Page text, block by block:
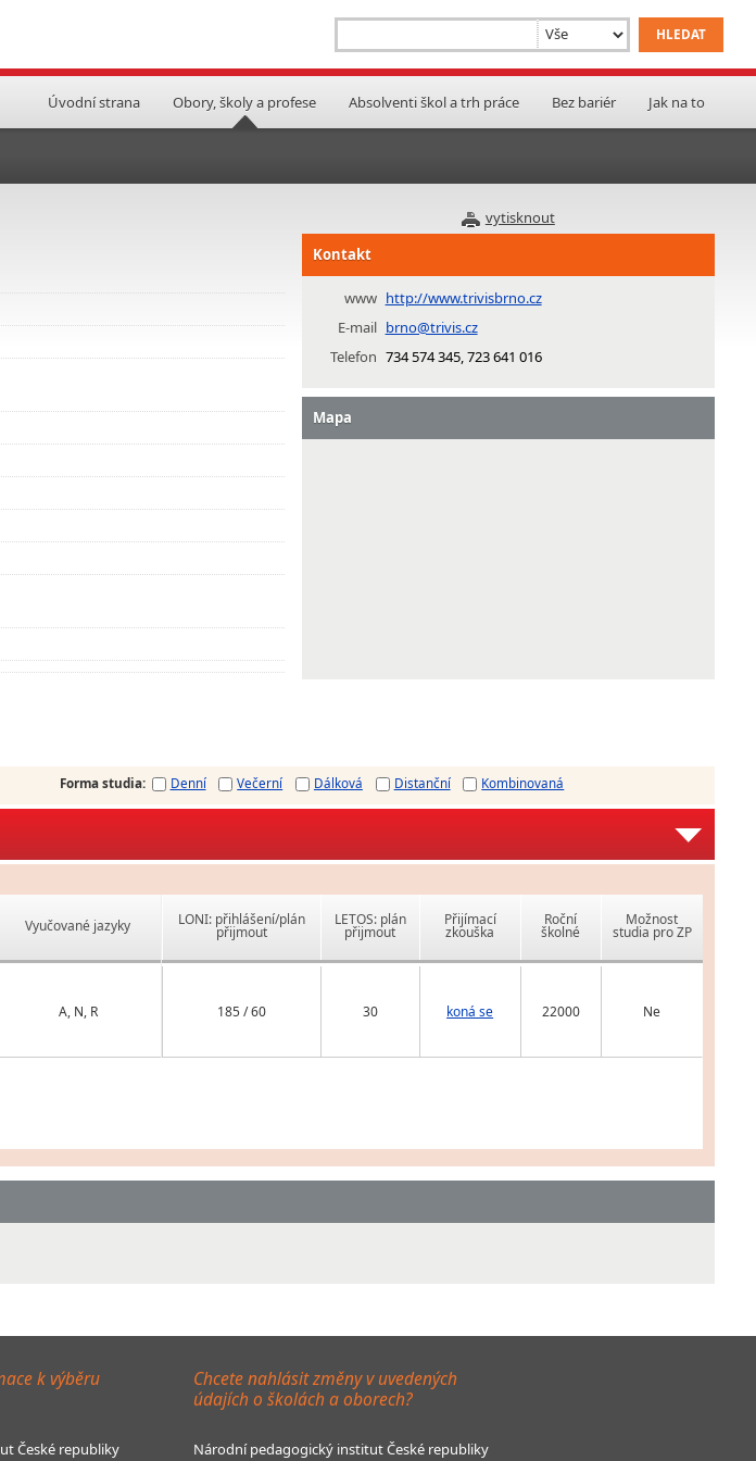
Úvodní strana Obory, školy a profese Absolventi škol a trh práce Bez bariér Jak na to
vytisknout
Kontakt
www http://www.trivisbrno.cz
E-mail brno@trivis.cz
Telefon 734 574 345, 723 641 016
Mapa
Forma studia: Denní Večerní Dálková Distanční Kombinovaná
Vyučované jazyky
A, N, R
LONI: přihlášení/plán
přijmout
LETOS: plán
přijmout
Přijímací
zkouška
Roční
školné
Možnost
studia pro ZP
185 / 60 30 koná se 22000 Ne
k výběru
České republiky
Chcete nahlásit změny v uvedených
údajích o školách a oborech?
Národní pedagogický institut České republiky